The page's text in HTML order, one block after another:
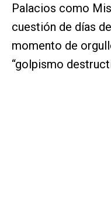
Palacios como
cuestión de días
momento de
“golpismo